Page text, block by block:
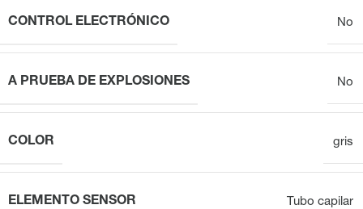
CONTROL ELECTRÓNICO No
A PRUEBA DE EXPLOSIONES No
COLOR gris
ELEMENTO SENSOR Tubo capilar